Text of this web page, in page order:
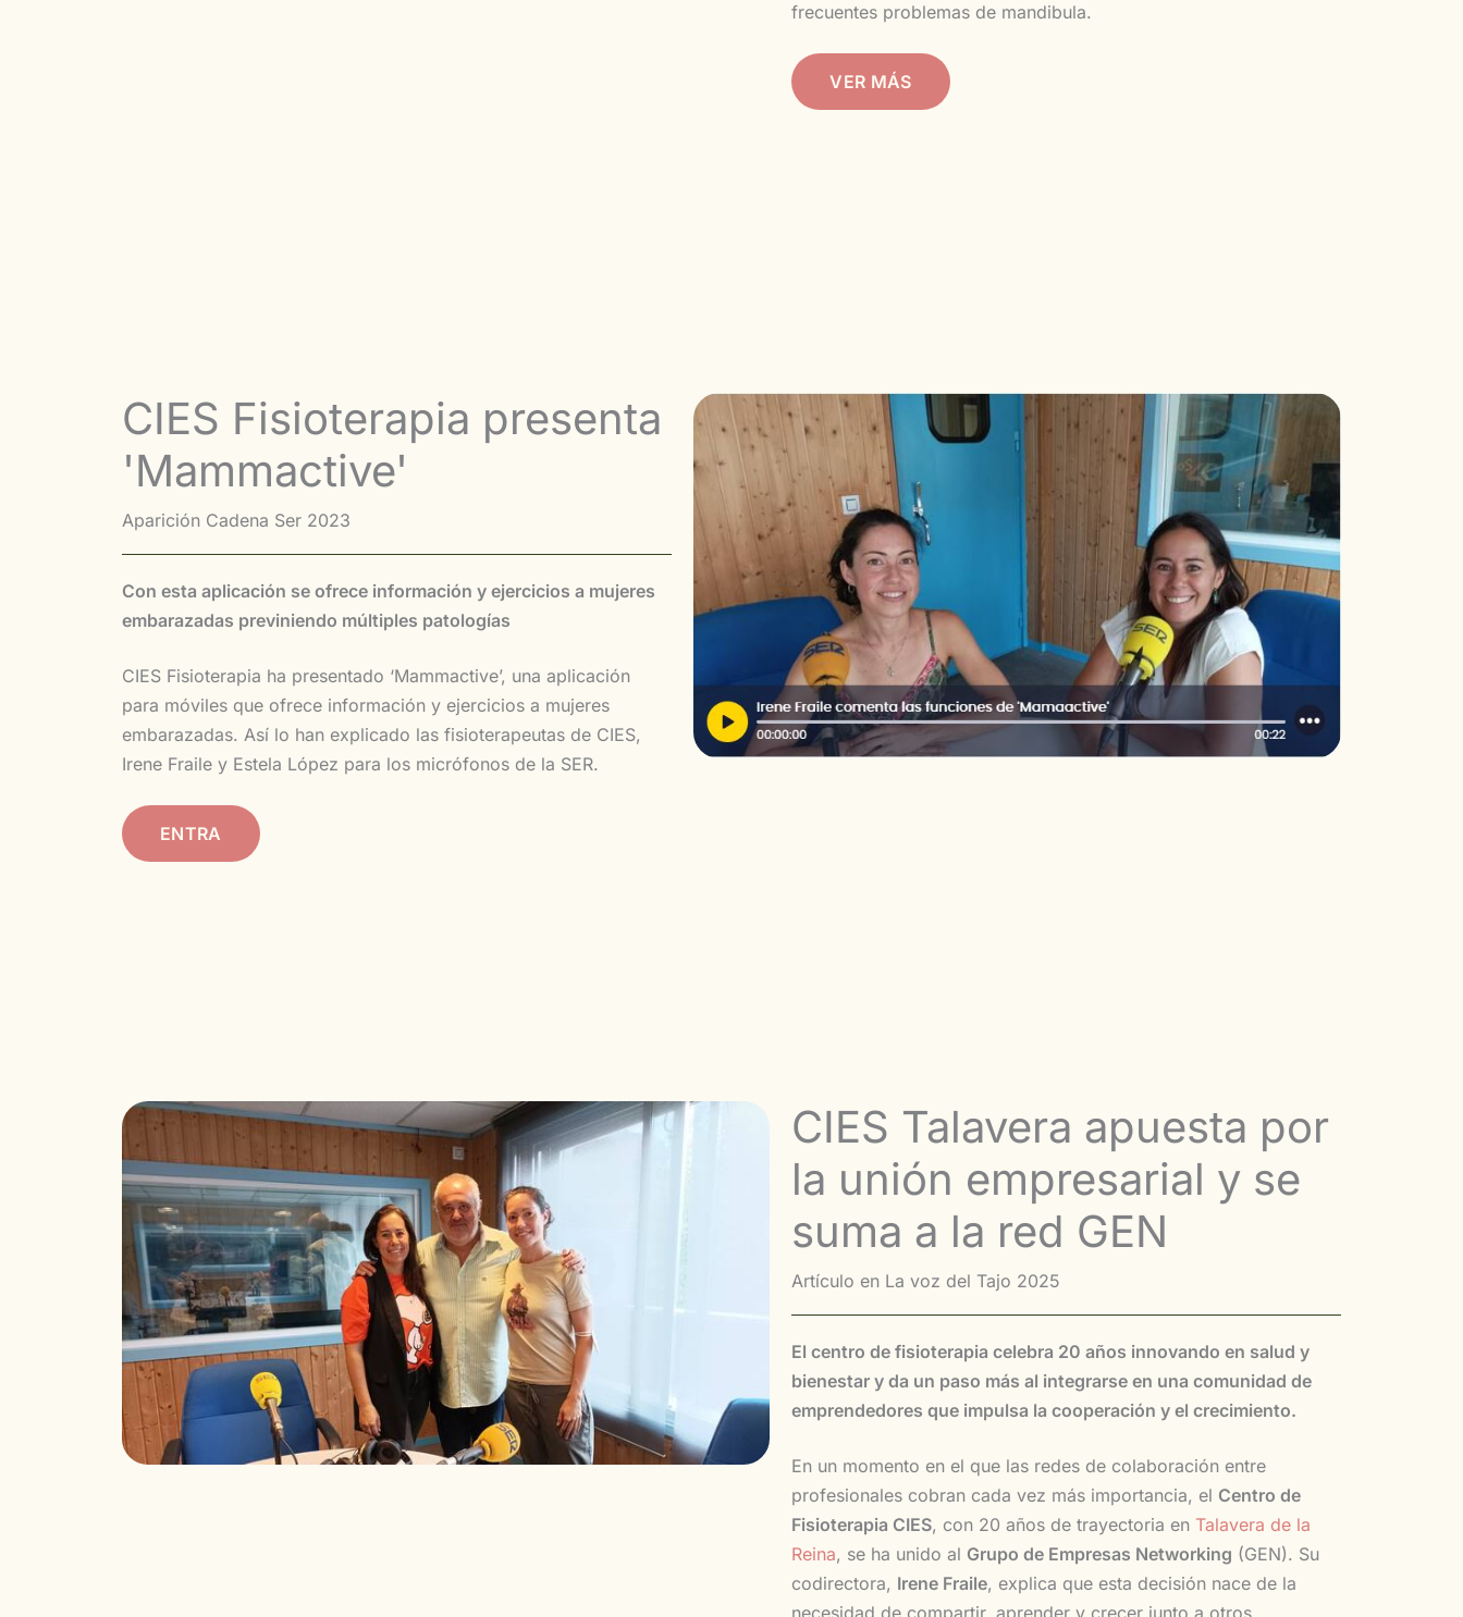
frecuentes problemas de mandibula.
VER MÁS
CIES Fisioterapia presenta
'Mammactive'
Aparición Cadena Ser 2023
Con esta aplicación se ofrece información y ejercicios a mujeres
embarazadas previniendo múltiples patologías
CIES Fisioterapia ha presentado ‘Mammactive’, una aplicación
para móviles que ofrece información y ejercicios a mujeres
embarazadas. Así lo han explicado las fisioterapeutas de CIES,
Irene Fraile y Estela López para los micrófonos de la SER.
ENTRA
CIES Talavera apuesta por
la unión empresarial y se
suma a la red GEN
Artículo en La voz del Tajo 2025
El centro de fisioterapia celebra 20 años innovando en salud y
bienestar y da un paso más al integrarse en una comunidad de
emprendedores que impulsa la cooperación y el crecimiento.
En un momento en el que las redes de colaboración entre
profesionales cobran cada vez más importancia, el Centro de
Fisioterapia CIES, con 20 años de trayectoria en Talavera de la
Reina, se ha unido al Grupo de Empresas Networking (GEN). Su
codirectora, Irene Fraile, explica que esta decisión nace de la
necesidad de compartir, aprender y crecer junto a otros